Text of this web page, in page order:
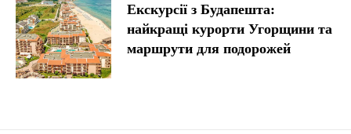
Екскурсії з Будапешта:
найкращі курорти Угорщини та
маршрути для подорожей